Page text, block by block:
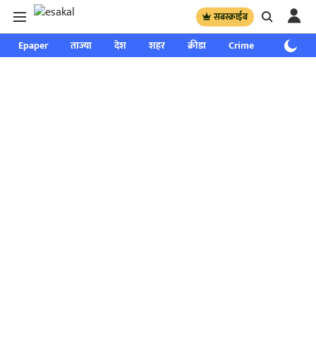
सबस्क्राईब
Epaper ताज्या देश शहर क्रीडा Crime साप्ताहिक